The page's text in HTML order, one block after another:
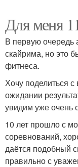
Для меня
В первую очередь
скайрима, но это
фитнеса.
Хочу поделиться
ожидании
увидим уже очень
10 лет прошло с
соревнований,
даётся подобный
правильно с